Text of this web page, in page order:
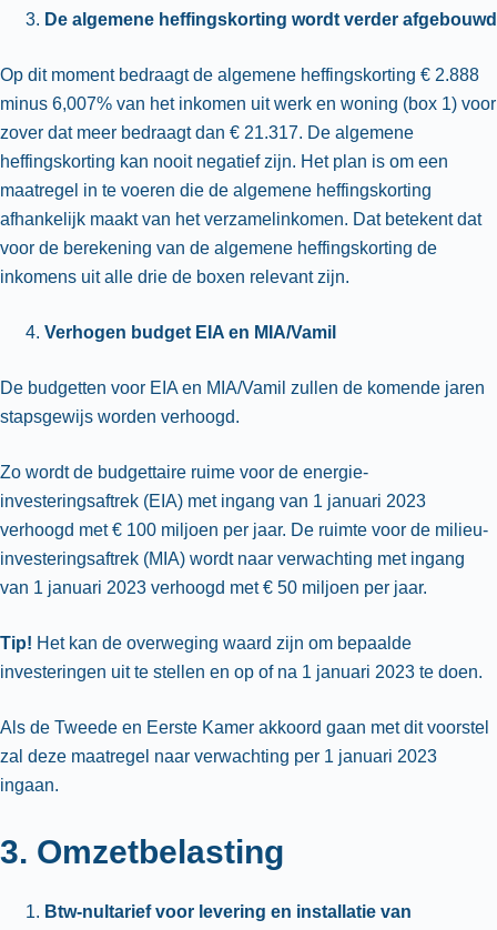
De algemene heffingskorting wordt verder afgebouwd
Op dit moment bedraagt de algemene heffingskorting € 2.888
minus 6,007% van het inkomen uit werk en woning (box 1) voor
zover dat meer bedraagt dan € 21.317. De algemene
heffingskorting kan nooit negatief zijn. Het plan is om een
maatregel in te voeren die de algemene heffingskorting
afhankelijk maakt van het verzamelinkomen. Dat betekent dat
voor de berekening van de algemene heffingskorting de
inkomens uit alle drie de boxen relevant zijn.
Verhogen budget EIA en MIA/Vamil
De budgetten voor EIA en MIA/Vamil zullen de komende jaren
stapsgewijs worden verhoogd.
Zo wordt de budgettaire ruime voor de energie-
investeringsaftrek (EIA) met ingang van 1 januari 2023
verhoogd met € 100 miljoen per jaar. De ruimte voor de milieu-
investeringsaftrek (MIA) wordt naar verwachting met ingang
van 1 januari 2023 verhoogd met € 50 miljoen per jaar.
Tip! Het kan de overweging waard zijn om bepaalde
investeringen uit te stellen en op of na 1 januari 2023 te doen.
Als de Tweede en Eerste Kamer akkoord gaan met dit voorstel
zal deze maatregel naar verwachting per 1 januari 2023
ingaan.
3. Omzetbelasting
Btw-nultarief voor levering en installatie van